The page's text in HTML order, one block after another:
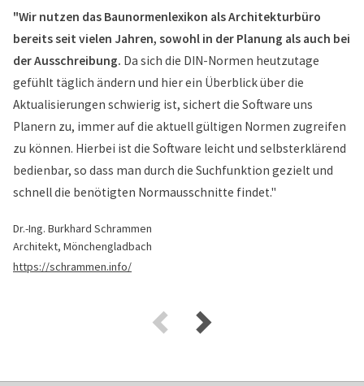
"Wir nutzen das Baunormenlexikon als Architekturbüro
bereits seit vielen Jahren, sowohl in der Planung als auch bei
der Ausschreibung. Da sich die DIN-Normen heutzutage
gefühlt täglich ändern und hier ein Überblick über die
Aktualisierungen schwierig ist, sichert die Software uns
Planern zu, immer auf die aktuell gültigen Normen zugreifen
zu können. Hierbei ist die Software leicht und selbsterklärend
bedienbar, so dass man durch die Suchfunktion gezielt und
schnell die benötigten Normausschnitte findet."
Dr.-Ing. Burkhard Schrammen
Architekt, Mönchengladbach
https://schrammen.info/